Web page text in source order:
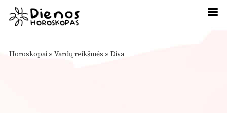
Horoskopai » Vardų reikšmės » Diva